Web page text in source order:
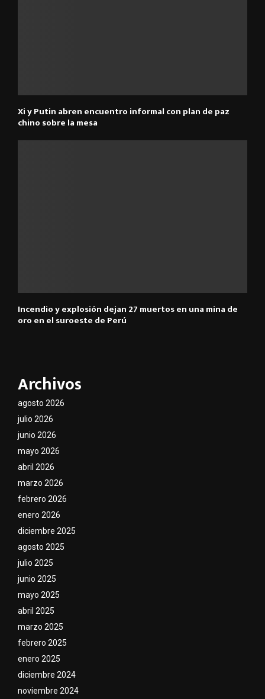
Xi y Putin abren encuentro informal con plan de paz
chino sobre la mesa
Incendio y explosión dejan 27 muertos en una mina de
oro en el suroeste de Perú
Archivos
agosto 2026
julio 2026
junio 2026
mayo 2026
abril 2026
marzo 2026
febrero 2026
enero 2026
diciembre 2025
agosto 2025
julio 2025
junio 2025
mayo 2025
abril 2025
marzo 2025
febrero 2025
enero 2025
diciembre 2024
noviembre 2024